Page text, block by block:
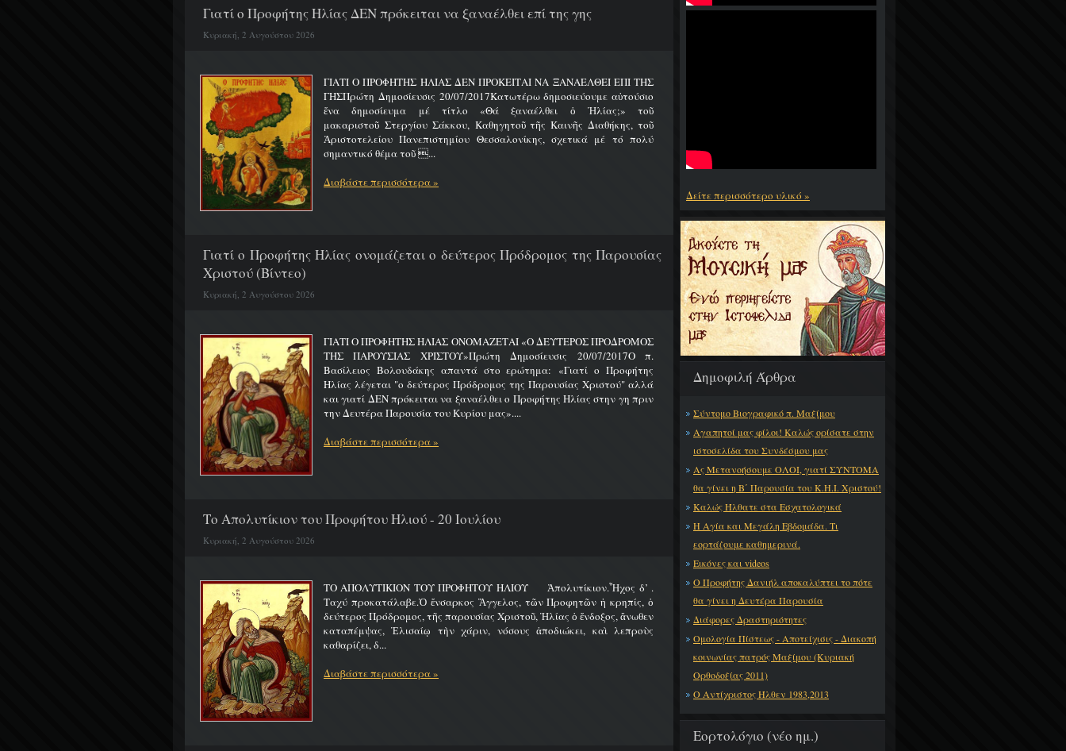
Δείτε περισσότερο υλικό »
Δημοφιλή Άρθρα
Σύντομο Βιογραφικό π. Μαξίμου
Αγαπητοί μας φίλοι! Καλώς ορίσατε στην
ιστοσελίδα του Συνδέσμου μας
Ας Μετανοήσουμε ΟΛΟΙ, γιατί ΣΥΝΤΟΜΑ
θα γίνει η Β΄ Παρουσία του Κ.Η.Ι. Χριστού!
Καλώς Ήλθατε στα Εσχατολογικά
Η Αγία και Μεγάλη Εβδομάδα. Τι
εορτάζουμε καθημερινά.
Εικόνες και videos
Ο Προφήτης Δανιήλ αποκαλύπτει το πότε
θα γίνει η Δευτέρα Παρουσία
Διάφορες Δραστηριότητες
Ομολογία Πίστεως - Αποτείχισις - Διακοπή
κοινωνίας πατρός Μαξίμου (Κυριακή
Ορθοδοξίας 2011)
Ο Αντίχριστος Ήλθεν 1983,2013
Εορτολόγιο (νέο ημ.)
Γιατί ο Προφήτης Ηλίας ΔΕΝ πρόκειται να ξαναέλθει επί της γης
Κυριακή, 2 Αυγούστου 2026
ΓΙΑΤΙ Ο ΠΡΟΦΗΤΗΣ ΗΛΙΑΣ ΔΕΝ ΠΡΟΚΕΙΤΑΙ ΝΑ ΞΑΝΑΕΛΘΕΙ ΕΠΙ ΤΗΣ
ΓΗΣΠρώτη Δημοσίευσις 20/07/2017Κατωτέρω δημοσιεύουμε αὐτούσιο
ἕνα δημοσίευμα μέ τίτλο «Θά ξαναέλθει ὁ Ἠλίας;» τοῦ
μακαριστοῦ Στεργίου Σάκκου, Καθηγητοῦ τῆς Καινῆς Διαθήκης, τοῦ
Ἀριστοτελείου Πανεπιστημίου Θεσσαλονίκης, σχετικά μέ τό πολύ
σημαντικό θέμα τοῦ ...
Διαβάστε περισσότερα »
Γιατί ο Προφήτης Ηλίας ονομάζεται ο δεύτερος Πρόδρομος της Παρουσίας
Χριστού (Βίντεο)
Κυριακή, 2 Αυγούστου 2026
ΓΙΑΤΙ Ο ΠΡΟΦΗΤΗΣ ΗΛΙΑΣ ΟΝΟΜΑΖΕΤΑΙ «Ο ΔΕΥΤΕΡΟΣ ΠΡΟΔΡΟΜΟΣ
ΤΗΣ ΠΑΡΟΥΣΙΑΣ ΧΡΙΣΤΟΥ»Πρώτη Δημοσίευσις 20/07/2017Ο π.
Βασίλειος Βολουδάκης απαντά στο ερώτημα: «Γιατί ο Προφήτης
Ηλίας λέγεται "ο δεύτερος Πρόδρομος της Παρουσίας Χριστού" αλλά
και γιατί ΔΕΝ πρόκειται να ξαναέλθει ο Προφήτης Ηλίας στην γη πριν
την Δευτέρα Παρουσία του Κυρίου μας»....
Διαβάστε περισσότερα »
Το Απολυτίκιον του Προφήτου Ηλιού - 20 Ιουλίου
Κυριακή, 2 Αυγούστου 2026
ΤΟ ΑΠΟΛΥΤΙΚΙΟΝ ΤΟΥ ΠΡΟΦΗΤΟΥ ΗΛΙΟΥ Ἀπολυτίκιον.Ἦχος δ’ .
Ταχύ προκατάλαβε.Ὁ ἔνσαρκος Ἄγγελος, τῶν Προφητῶν ἡ κρηπίς, ὁ
δεύτερος Πρόδρομος, τῆς παρουσίας Χριστοῦ, Ἠλίας ὁ ἔνδοξος, ἄνωθεν
καταπέμψας, Ἐλισαίῳ τὴν χάριν, νόσους ἀποδιώκει, καὶ λεπροὺς
καθαρίζει, δ...
Διαβάστε περισσότερα »